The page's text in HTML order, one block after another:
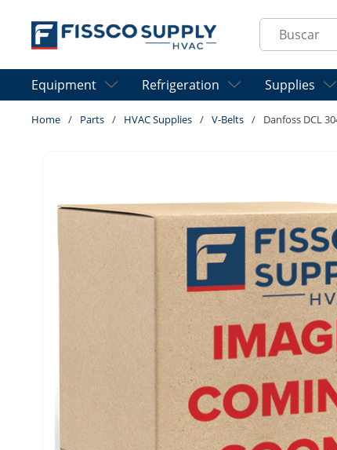
Skip to main content
Site Search
Equipment Refrigeration Supplies
Home / Parts / HVAC Supplies / V-Belts / Danfoss DCL